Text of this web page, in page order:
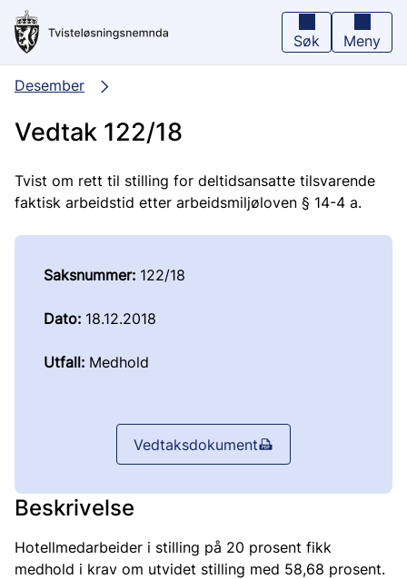
Hopp
hovedinnhold
Søk Meny
Desember
Vedtak 122/18
Tvist om rett til stilling for deltidsansatte tilsvarende
faktisk arbeidstid etter arbeidsmiljøloven § 14-4 a.
Saksnummer: 122/18
Dato: 18.12.2018
Utfall: Medhold
Vedtaksdokument
Beskrivelse
Hotellmedarbeider i stilling på 20 prosent fikk
medhold i krav om utvidet stilling med 58,68 prosent.